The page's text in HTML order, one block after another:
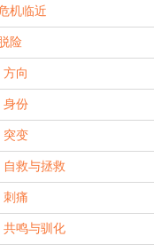
机临近
险
方向
身份
突变
自救与拯救
刺痛
共鸣与驯化